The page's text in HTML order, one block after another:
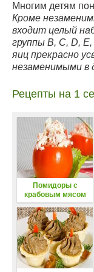
Многим детям
Кроме
входит целый
группы В, С, D,
яиц прекрасно
незаменимыми в
Рецепты на 1
Помидоры с
крабовым мясом